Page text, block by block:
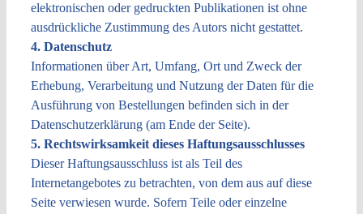
elektronischen oder gedruckten Publikationen ist ohne
ausdrückliche Zustimmung des Autors nicht gestattet.
4. Datenschutz
Informationen über Art, Umfang, Ort und Zweck der
Erhebung, Verarbeitung und Nutzung der Daten für die
Ausführung von Bestellungen befinden sich in der
Datenschutzerklärung (am Ende der Seite).
5. Rechtswirksamkeit dieses Haftungsausschlusses
Dieser Haftungsausschluss ist als Teil des
Internetangebotes zu betrachten, von dem aus auf diese
Seite verwiesen wurde. Sofern Teile oder einzelne